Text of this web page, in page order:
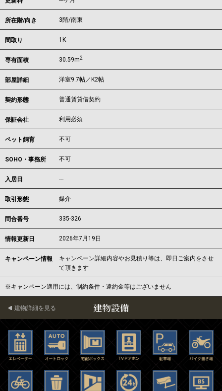
所在階/向き 3階/南東
間取り 1K
専有面積 30.59m2
部屋詳細 洋室9.7帖／K2帖
契約形態 普通賃貸借契約
保証会社 利用必須
ペット飼育 不可
SOHO・事務所 不可
入居日 ---
取引形態 媒介
問合番号 335-326
情報更新日 2026年7月19日
キャンペーン情報
キャンペーン詳細内容やお見積り等は、即日ご案内をさせ
て頂きます
※キャンペーン適用には、制約条件・違約金等はございません
建物設備
建物詳細を見る